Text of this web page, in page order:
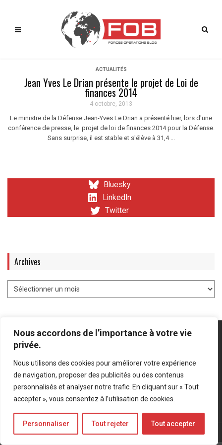
Nous accordons de l’importance à votre vie
privée.
Nous utilisons des cookies pour améliorer votre expérience
de navigation, proposer des publicités ou des contenus
personnalisés et analyser notre trafic. En cliquant sur « Tout
accepter », vous consentez à l’utilisation de cookies.
Personnaliser Tout rejeter Tout accepter
ACTUALITÉS
Jean Yves Le Drian présente le projet de Loi de
finances 2014
4 octobre, 2013
Le ministre de la Défense Jean-Yves Le Drian a présenté hier, lors d'une
conférence de presse, le projet de loi de finances 2014 pour la Défense.
Sans surprise, il est stable et s'élève à 31,4 ...
Bluesky
LinkedIn
Twitter
Archives
Mentions légales-Politique de confidentialité
Bluesky
LinkedIn
Twitter
© Forces Operations Blog - 2022